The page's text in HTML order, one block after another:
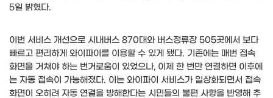
5일 밝혔다.
이번 서비스 개선으로 시내버스 870대와 버스정류장 505곳에서 보다
빠르고 편리하게 와이파이를 이용할 수 있게 됐다. 기존에는 매번 접속
화면을 거쳐야 하는 번거로움이 있었으나, 이제 한 번만 연결하면 이후에
는 자동 접속이 가능해졌다. 이는 와이파이 서비스가 일상화되면서 접속
화면이 오히려 자동 연결을 방해한다는 시민들의 불편 사항을 반영해 추